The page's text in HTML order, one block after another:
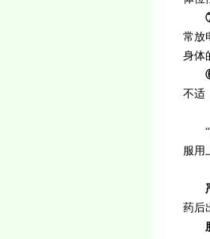
常放
身体
不适
“药
服用
药后